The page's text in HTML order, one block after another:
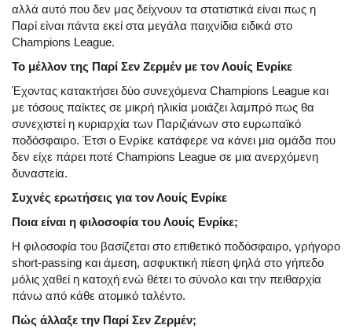
αλλά αυτό που δεν μας δείχνουν τα στατιστικά είναι πως η
Παρί είναι πάντα εκεί στα μεγάλα παιχνίδια ειδικά στο
Champions League.
Το μέλλον της Παρί Σεν Ζερμέν με τον Λουίς Ενρίκε
Έχοντας κατακτήσει δύο συνεχόμενα Champions League και
με τόσους παίκτες σε μικρή ηλικία μοιάζει λαμπρό πως θα
συνεχιστεί η κυριαρχία των Παριζιάνων στο ευρωπαϊκό
ποδόσφαιρο. Έτσι ο Ενρίκε κατάφερε να κάνει μια ομάδα που
δεν είχε πάρει ποτέ Champions League σε μια ανερχόμενη
δυναστεία.
Συχνές ερωτήσεις για τον Λουίς Ενρίκε
Ποια είναι η φιλοσοφία του Λουίς Ενρίκε;
Η φιλοσοφία του βασίζεται στο επιθετικό ποδόσφαιρο, γρήγορο
short-passing και άμεση, ασφυκτική πίεση ψηλά στο γήπεδο
μόλις χαθεί η κατοχή ενώ θέτει το σύνολο και την πειθαρχία
πάνω από κάθε ατομικό ταλέντο.
Πώς άλλαξε την Παρί Σεν Ζερμέν;